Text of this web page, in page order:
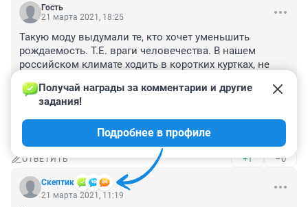
Гость
21 марта 2021, 18:25
Такую моду выдумали те, кто хочет уменьшить
рождаемость. Т.Е. враги человечества. В нашем
российском климате ходить в коротких куртках, не
щиколотками- прямой путь к пиелонефритам,
воспалительным заболеваниям половой сферы и
простатитам. Родители, хотите внуков- запрещайте
подросткам слепо следовать опасной моде.
ОТВЕТИТЬ +1 –0
Скептик
Получай награды за комментарии и другие
задания!
Подробнее в профиле
21 марта 2021, 11:19